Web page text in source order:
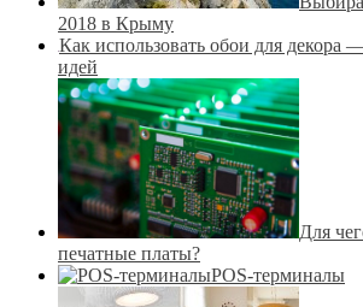
2018 в Крыму
Как использовать обои для декора
идей
Для
печатные платы?
POS-терминалы